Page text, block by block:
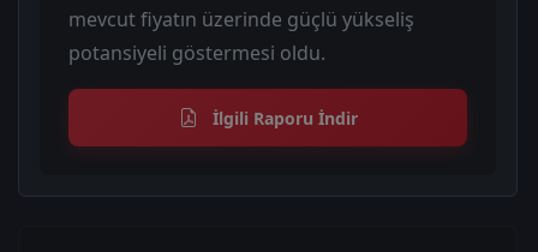
mevcut fiyatın üzerinde güçlü yükseliş
potansiyeli göstermesi oldu.
İlgili Raporu İndir